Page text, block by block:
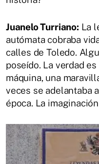
Juanelo Turriano: La
autómata cobraba
calles de Toledo.
poseído. La verdad
máquina, una
veces se adelantaba
época. La